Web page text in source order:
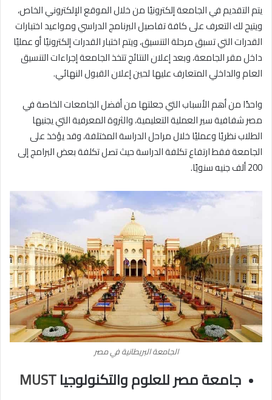
يتم التقديم في الجامعة إلكترونيًا من خلال الموقع الإلكتروني الخاص،
ويتيح لك التعرف على كافة تفاصيل البرنامج الدراسي ومواعيد اختبارات
القدرات التي تسبق مرحلة التنسيق، ويتم اختبار القدرات إلكترونيًا أو عمليًا
داخل مقر الجامعة، وبعد إعلان النتائج تتخذ الجامعة إجراءات التنسيق
العام والداخلي المتعارف عليها لحين إعلان القبول النهائي.
واحدًا من أهم الأسباب التي جعلتها من أفضل الجامعات الخاصة في
مصر شفافية سير العملية التعليمية، والثروة المعرفية التي يجنيها
الطلاب نظريًا وعمليًا خلال مراحل الدراسة المختلفة، وقد يؤخذ على
الجامعة فقط ارتفاع تكلفة الدراسة حيث تصل تكلفة بعض البرامج إلى
200 ألف جنيه سنويًا.
الجامعة البريطانية في مصر
جامعة مصر للعلوم والتكنولوجياMUST